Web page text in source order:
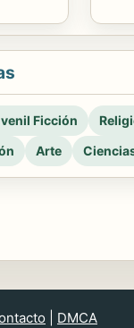
Ficción
Arte
DMCA